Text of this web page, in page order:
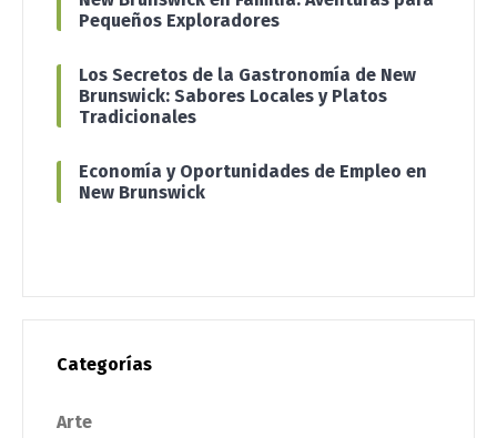
Pequeños Exploradores
Los Secretos de la Gastronomía de New
Brunswick: Sabores Locales y Platos
Tradicionales
Economía y Oportunidades de Empleo en
New Brunswick
Categorías
Arte